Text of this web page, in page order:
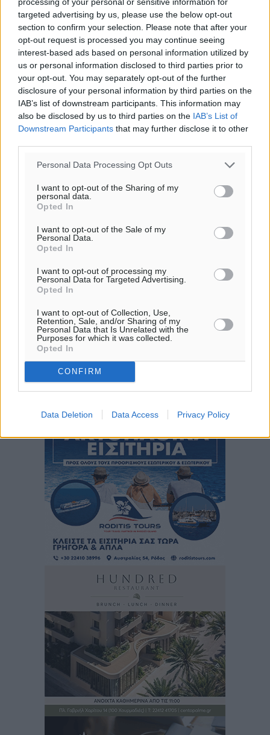
targeted advertising by us, please use the below opt-out
section to confirm your selection. Please note that after your
opt-out request is processed you may continue seeing
interest-based ads based on personal information utilized by
us or personal information disclosed to third parties prior to
your opt-out. You may separately opt-out of the further
disclosure of your personal information by third parties on the
IAB’s list of downstream participants. This information may
also be disclosed by us to third parties on the IAB’s List of
Downstream Participants that may further disclose it to other
Personal Data Processing Opt Outs
I want to opt-out of the Sharing of my
personal data.
Opted In
I want to opt-out of the Sale of my
Personal Data.
Opted In
I want to opt-out of processing my
Personal Data for Targeted Advertising.
Opted In
I want to opt-out of Collection, Use,
Retention, Sale, and/or Sharing of my
Personal Data that Is Unrelated with the
Purposes for which it was collected.
Opted In
CONFIRM
Data Deletion Data Access Privacy Policy
Υπενθύμιση:
Για την μερική αναπαραγωγή της είδησης από άλλες
ιστοσελίδες είναι απαραίτητη η χρήση του παρακάτω
παρεχόμενου συνδέσμου παραπομπής προς το άρθρο
της Δημοκρατικής.
αίθριος καιρός
°
πρόγνωση:
°
28°